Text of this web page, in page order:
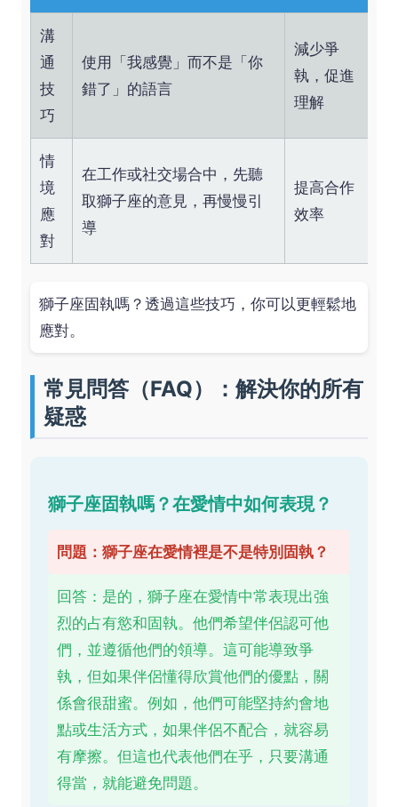
溝
通
技
巧
使用「我感覺」而不是「你
錯了」的語言
減少爭
執，促進
理解
情
境
應
對
在工作或社交場合中，先聽
取獅子座的意見，再慢慢引
導
提高合作
效率
獅子座固執嗎？透過這些技巧，你可以更輕鬆地
應對。
常見問答（FAQ）：解決你的所有
疑惑
獅子座固執嗎？在愛情中如何表現？
問題：獅子座在愛情裡是不是特別固執？
回答：是的，獅子座在愛情中常表現出強
烈的占有慾和固執。他們希望伴侶認可他
們，並遵循他們的領導。這可能導致爭
執，但如果伴侶懂得欣賞他們的優點，關
係會很甜蜜。例如，他們可能堅持約會地
點或生活方式，如果伴侶不配合，就容易
有摩擦。但這也代表他們在乎，只要溝通
得當，就能避免問題。